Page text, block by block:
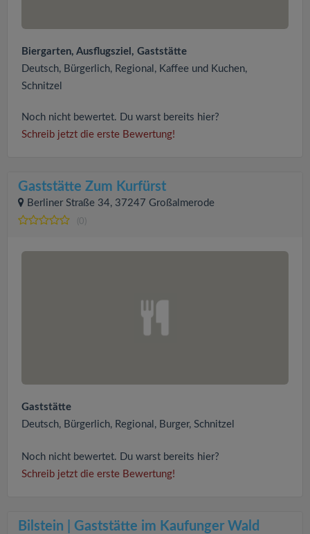
Biergarten, Ausflugsziel, Gaststätte
Deutsch, Bürgerlich, Regional, Kaffee und Kuchen,
Schnitzel
Noch nicht bewertet. Du warst bereits hier?
Schreib jetzt die erste Bewertung!
Gaststätte Zum Kurfürst
Berliner Straße 34, 37247 Großalmerode
(0)
Gaststätte
Deutsch, Bürgerlich, Regional, Burger, Schnitzel
Noch nicht bewertet. Du warst bereits hier?
Schreib jetzt die erste Bewertung!
Bilstein | Gaststätte im Kaufunger Wald